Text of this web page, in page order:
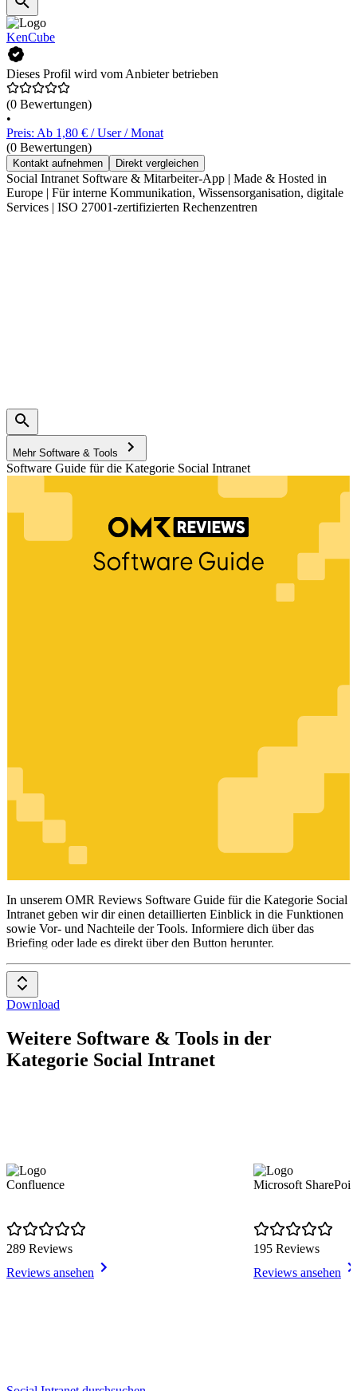
KenCube
Dieses Profil wird vom Anbieter betrieben
(0 Bewertungen)
•
Preis: Ab 1,80 € / User / Monat
(0 Bewertungen)
Kontakt aufnehmen Direkt vergleichen
Social Intranet Software & Mitarbeiter-App | Made & Hosted in
Europe | Für interne Kommunikation, Wissensorganisation, digitale
Services | ISO 27001-zertifizierten Rechenzentren
Mehr Software & Tools
Software Guide für die Kategorie Social Intranet
SocialIntranet
In unserem OMR Reviews Software Guide für die Kategorie Social
Intranet geben wir dir einen detaillierten Einblick in die Funktionen
sowie Vor- und Nachteile der Tools. Informiere dich über das
Briefing oder lade es direkt über den Button herunter.
Download
Weitere Software & Tools in der
Kategorie Social Intranet
Confluence
289 Reviews
Reviews ansehen
Microsoft
195 Reviews
Reviews ansehen